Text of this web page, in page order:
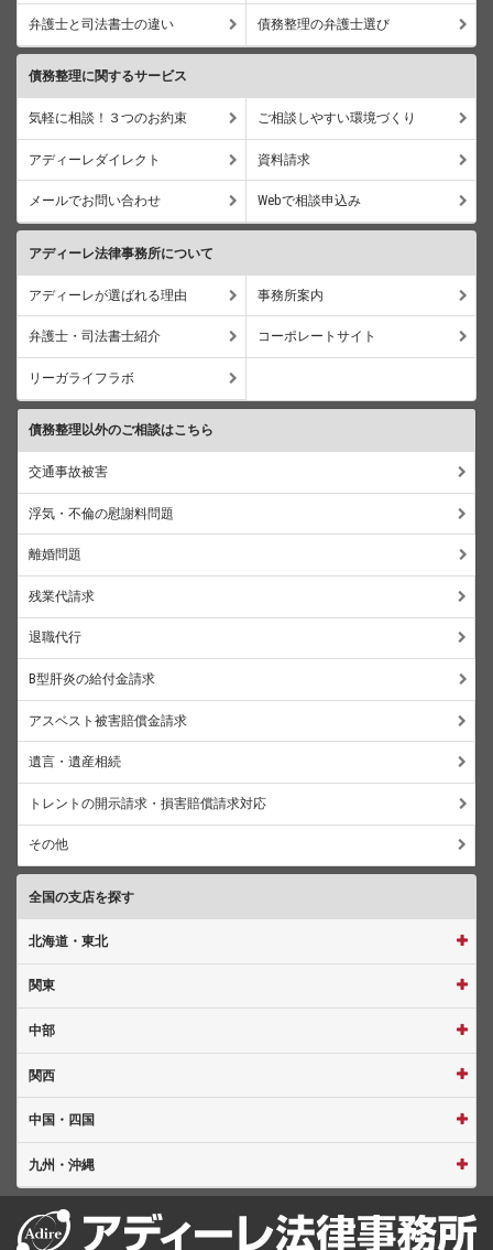
弁護士と司法書士の違い 債務整理の弁護士選び
債務整理に関するサービス
気軽に相談！３つのお約束 ご相談しやすい環境づくり
アディーレダイレクト 資料請求
メールでお問い合わせ Webで相談申込み
アディーレ法律事務所について
アディーレが選ばれる理由 事務所案内
弁護士・司法書士紹介 コーポレートサイト
リーガライフラボ
債務整理以外のご相談はこちら
交通事故被害
浮気・不倫の慰謝料問題
離婚問題
残業代請求
退職代行
B型肝炎の給付金請求
アスベスト被害賠償金請求
遺言・遺産相続
トレントの開示請求・損害賠償請求対応
その他
全国の支店を探す
北海道・東北
関東
中部
関西
中国・四国
九州・沖縄